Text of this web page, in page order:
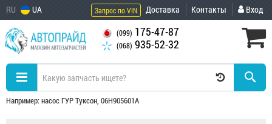
RU UA Запрос по VIN Доставка Контакты Вход
(099) 175-47-87
(068) 935-52-32
Например: насос ГУР Туксон, 06H905601A